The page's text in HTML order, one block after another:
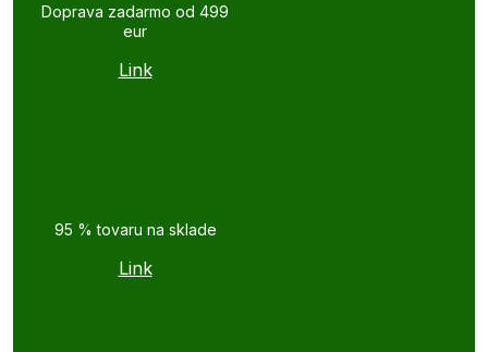
Doprava zadarmo od 499
eur
Link
95 % tovaru na sklade
Link